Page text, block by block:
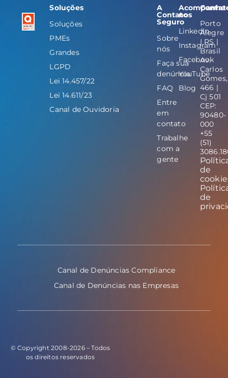
Soluções
Soluções
PMEs
Grandes
LGPD
Lei 14.457/22
Lei 14.611/23
Canal de Ouvidoria
A
Contato
Seguro
Sobre
nós
Faça sua
denúncia
FAQ
Entre
em
contato
Trabalhe
com a
gente
Acompanhe-
nos
LinkedIn
Instagram
Facebook
YouTube
Blog
Porto
Alegre
| RS |
Brasil
Av.
Carlos
Gomes,
466 |
Cj 501
CEP:
90480-
000
+55
(51)
de
de
Canal de Denúncias Compliance
Canal de Denúncias nas Empresas
© Copyright 2008-2026 – Todos
os direitos reservados